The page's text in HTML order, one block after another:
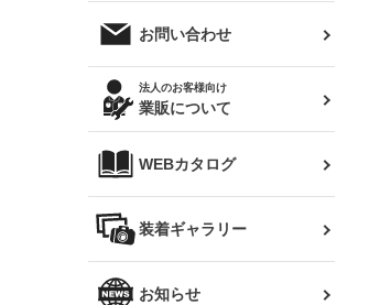
レンズ
マフラー
レビン
トレノ
マークX
クラウン
クラウンマジェスタ
アリスト
ソアラ
ワンビア
Z32 フェアレディZ
R34 スカイライン
オーバーオール(つなぎ)
タオル
帽子
バッグ
ファッション小物
クーポンを見る
閲覧履歴
ニュースレターお申し込み
お問い合わせ
法人のお客様向け
業販について
WEBカタログ
装着ギャラリー
お知らせ